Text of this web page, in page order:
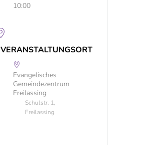
10:00
VERANSTALTUNGSORT
Evangelisches
Gemeindezentrum
Freilassing
Schulstr. 1,
Freilassing